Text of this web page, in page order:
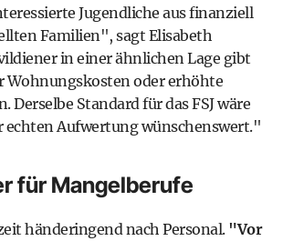
Jugendliche aus finanziell
Familien", sagt Elisabeth
in einer ähnlichen Lage gibt
Wohnungskosten oder erhöhte
Derselbe Standard für das FSJ wäre
echten Aufwertung wünschenswert."
für Mangelberufe
händeringend nach Personal. "Vor